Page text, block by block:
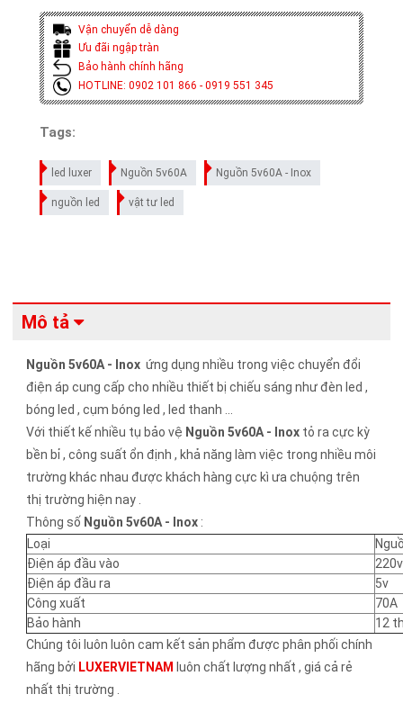
Vận chuyển dễ dàng
Ưu đãi ngập tràn
Bảo hành chính hãng
HOTLINE: 0902 101 866 - 0919 551 345
Tags:
led luxer Nguồn 5v60A Nguồn 5v60A - Inox
nguồn led vật tư led
Mô tả
Nguồn 5v60A - Inoxứng dụng nhiều trong việc chuyển đổi
điện áp cung cấp cho nhiều thiết bị chiếu sáng như đèn led ,
bóng led , cụm bóng led , led thanh ...
Với thiết kế nhiều tụ bảo vệ Nguồn 5v60A - Inoxtỏ ra cực kỳ
bền bỉ , công suất ổn định , khả năng làm việc trong nhiều môi
trường khác nhau được khách hàng cực kì ưa chuộng trên
thị trường hiện nay .
Thông số Nguồn 5v60A - Inox:
Loại
Điện áp đầu vào
220v
Điện áp đầu ra
5v
Công xuất
70A
Bảo hành
12
Chúng tôi luôn luôn cam kết sản phẩm được phân phối chính
hãng bởi LUXERVIETNAM luôn chất lượng nhất , giá cả rẻ
nhất thị trường .